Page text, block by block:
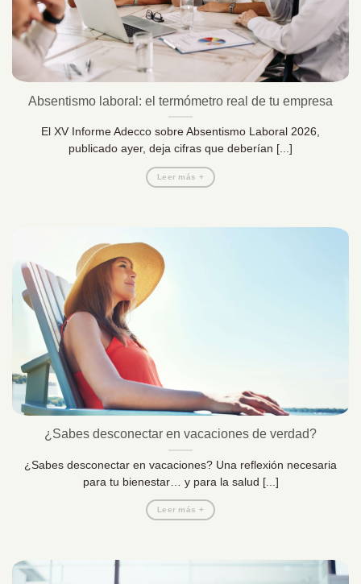
Absentismo laboral: el termómetro real de tu empresa
El XV Informe Adecco sobre Absentismo Laboral 2026,
publicado ayer, deja cifras que deberían [...]
Leer más +
¿Sabes desconectar en vacaciones de verdad?
¿Sabes desconectar en vacaciones? Una reflexión necesaria
para tu bienestar… y para la salud [...]
Leer más +